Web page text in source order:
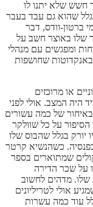
חשש שלא יתנו לו
שהוא גם עבד בעבר
ברטון-וודס, דבר
שלו באוצר חשב על
ומפגשים עם מנהלי
באנקדוטות שחושפות
או מרוכזים
היה המצב. אולי לפני
של כמה עשורים
על כל שוולקר
בגלל שהבוס שלו
כשהנשיא קרטר
שמתוארים בספר
על שכר הדירה
שלו. מדהים לחשוב
אולי לטריליונים
עוד כמה עשרות